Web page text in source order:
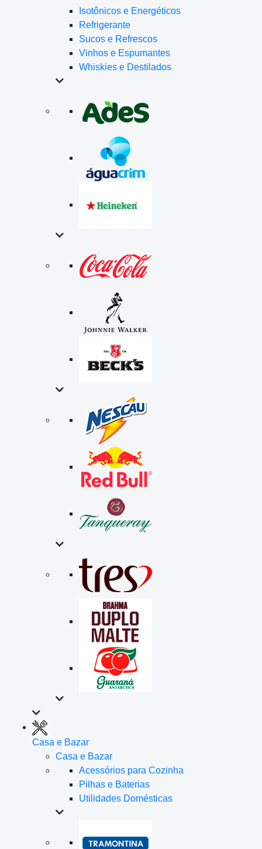
Isotônicos e Energéticos
Refrigerante
Sucos e Refrescos
Vinhos e Espumantes
Whiskies e Destilados
Casa e Bazar
Casa e Bazar
Acessórios para Cozinha
Pilhas e Baterias
Utilidades Domésticas